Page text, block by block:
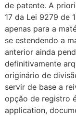
de patente. A
17 da Lei 9279 de
apenas para a
se estendendo a
anterior ainda
definitivamente
originário de
servir de base a
opção de registro
application,